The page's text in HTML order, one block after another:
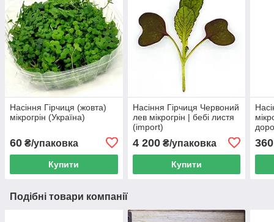
Насіння Гірчиця (жовта)
мікрогрін (Україна)
60 ₴/упаковка
Купити
Насіння Гірчиця Червоний
лев мікрогрін | бебі листя
(import)
4 200₴/упаковка
Купити
360
Подібні товари компанії